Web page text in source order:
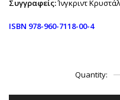
Συγγραφείς:Ίνγκριντ
ISBN 978-960-7118-00-4